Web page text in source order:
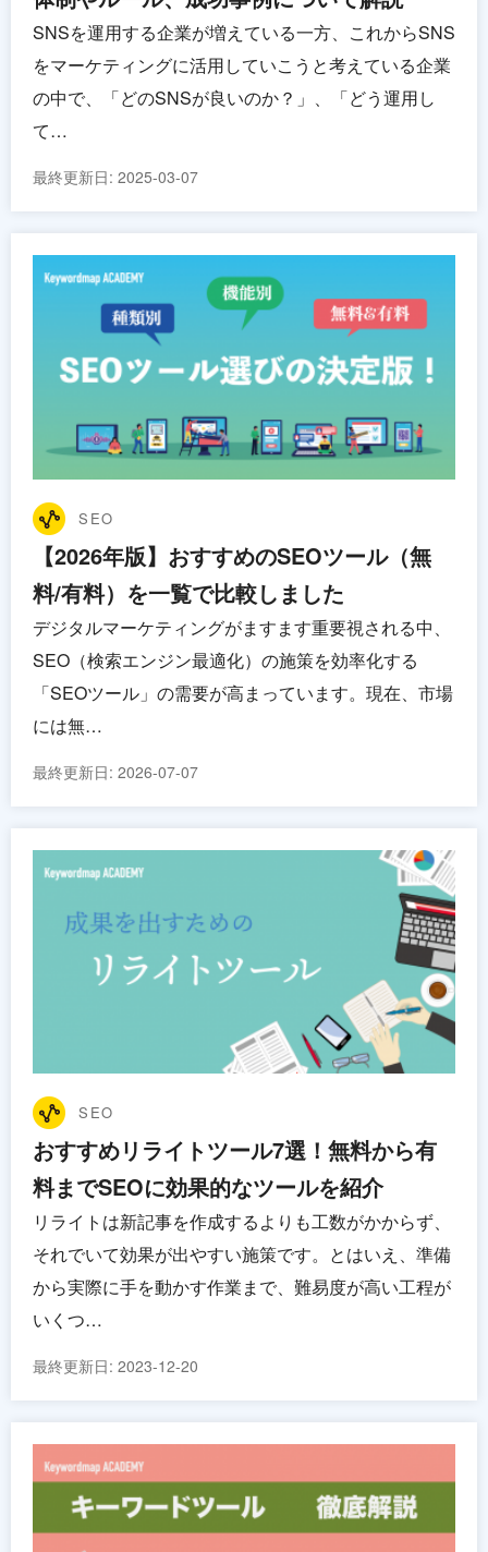
SNSを運用する企業が増えている一方、これからSNS
をマーケティングに活用していこうと考えている企業
の中で、「どのSNSが良いのか？」、「どう運用し
て…
最終更新日: 2025-03-07
SEO
【2026年版】おすすめのSEOツール（無
料/有料）を一覧で比較しました
デジタルマーケティングがますます重要視される中、
SEO（検索エンジン最適化）の施策を効率化する
「SEOツール」の需要が高まっています。現在、市場
には無…
最終更新日: 2026-07-07
SEO
おすすめリライトツール7選！無料から有
料までSEOに効果的なツールを紹介
リライトは新記事を作成するよりも工数がかからず、
それでいて効果が出やすい施策です。とはいえ、準備
から実際に手を動かす作業まで、難易度が高い工程が
いくつ…
最終更新日: 2023-12-20